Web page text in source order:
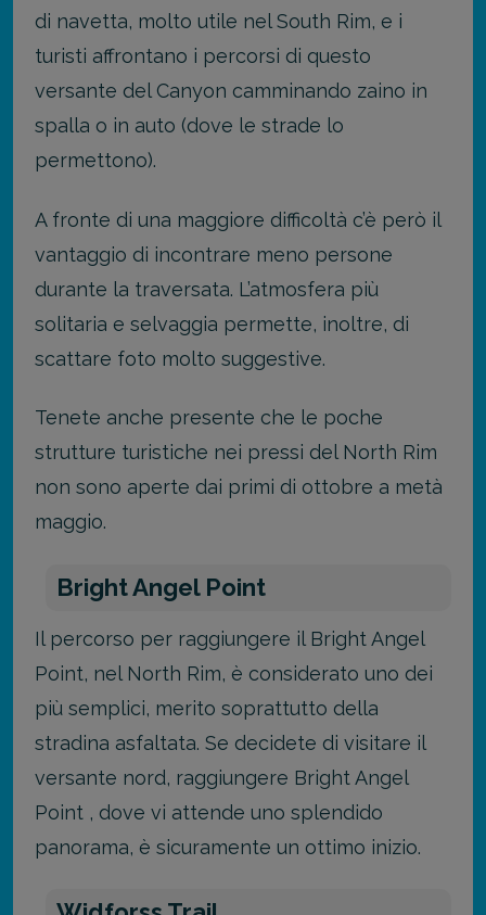
di navetta, molto utile nel South Rim, e i
turisti affrontano i percorsi di questo
versante del Canyon camminando zaino in
spalla o in auto (dove le strade lo
permettono).
A fronte di una maggiore difficoltà c’è però il
vantaggio di incontrare meno persone
durante la traversata. L’atmosfera più
solitaria e selvaggia permette, inoltre, di
scattare foto molto suggestive.
Tenete anche presente che le poche
strutture turistiche nei pressi del North Rim
non sono aperte dai primi di ottobre a metà
maggio.
Bright Angel Point
Il percorso per raggiungere il Bright Angel
Point, nel North Rim, è considerato uno dei
più semplici, merito soprattutto della
stradina asfaltata. Se decidete di visitare il
versante nord, raggiungere Bright Angel
Point , dove vi attende uno splendido
panorama, è sicuramente un ottimo inizio.